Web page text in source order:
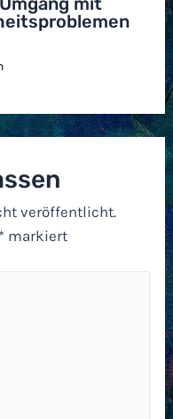
veröffentlicht.
* markiert